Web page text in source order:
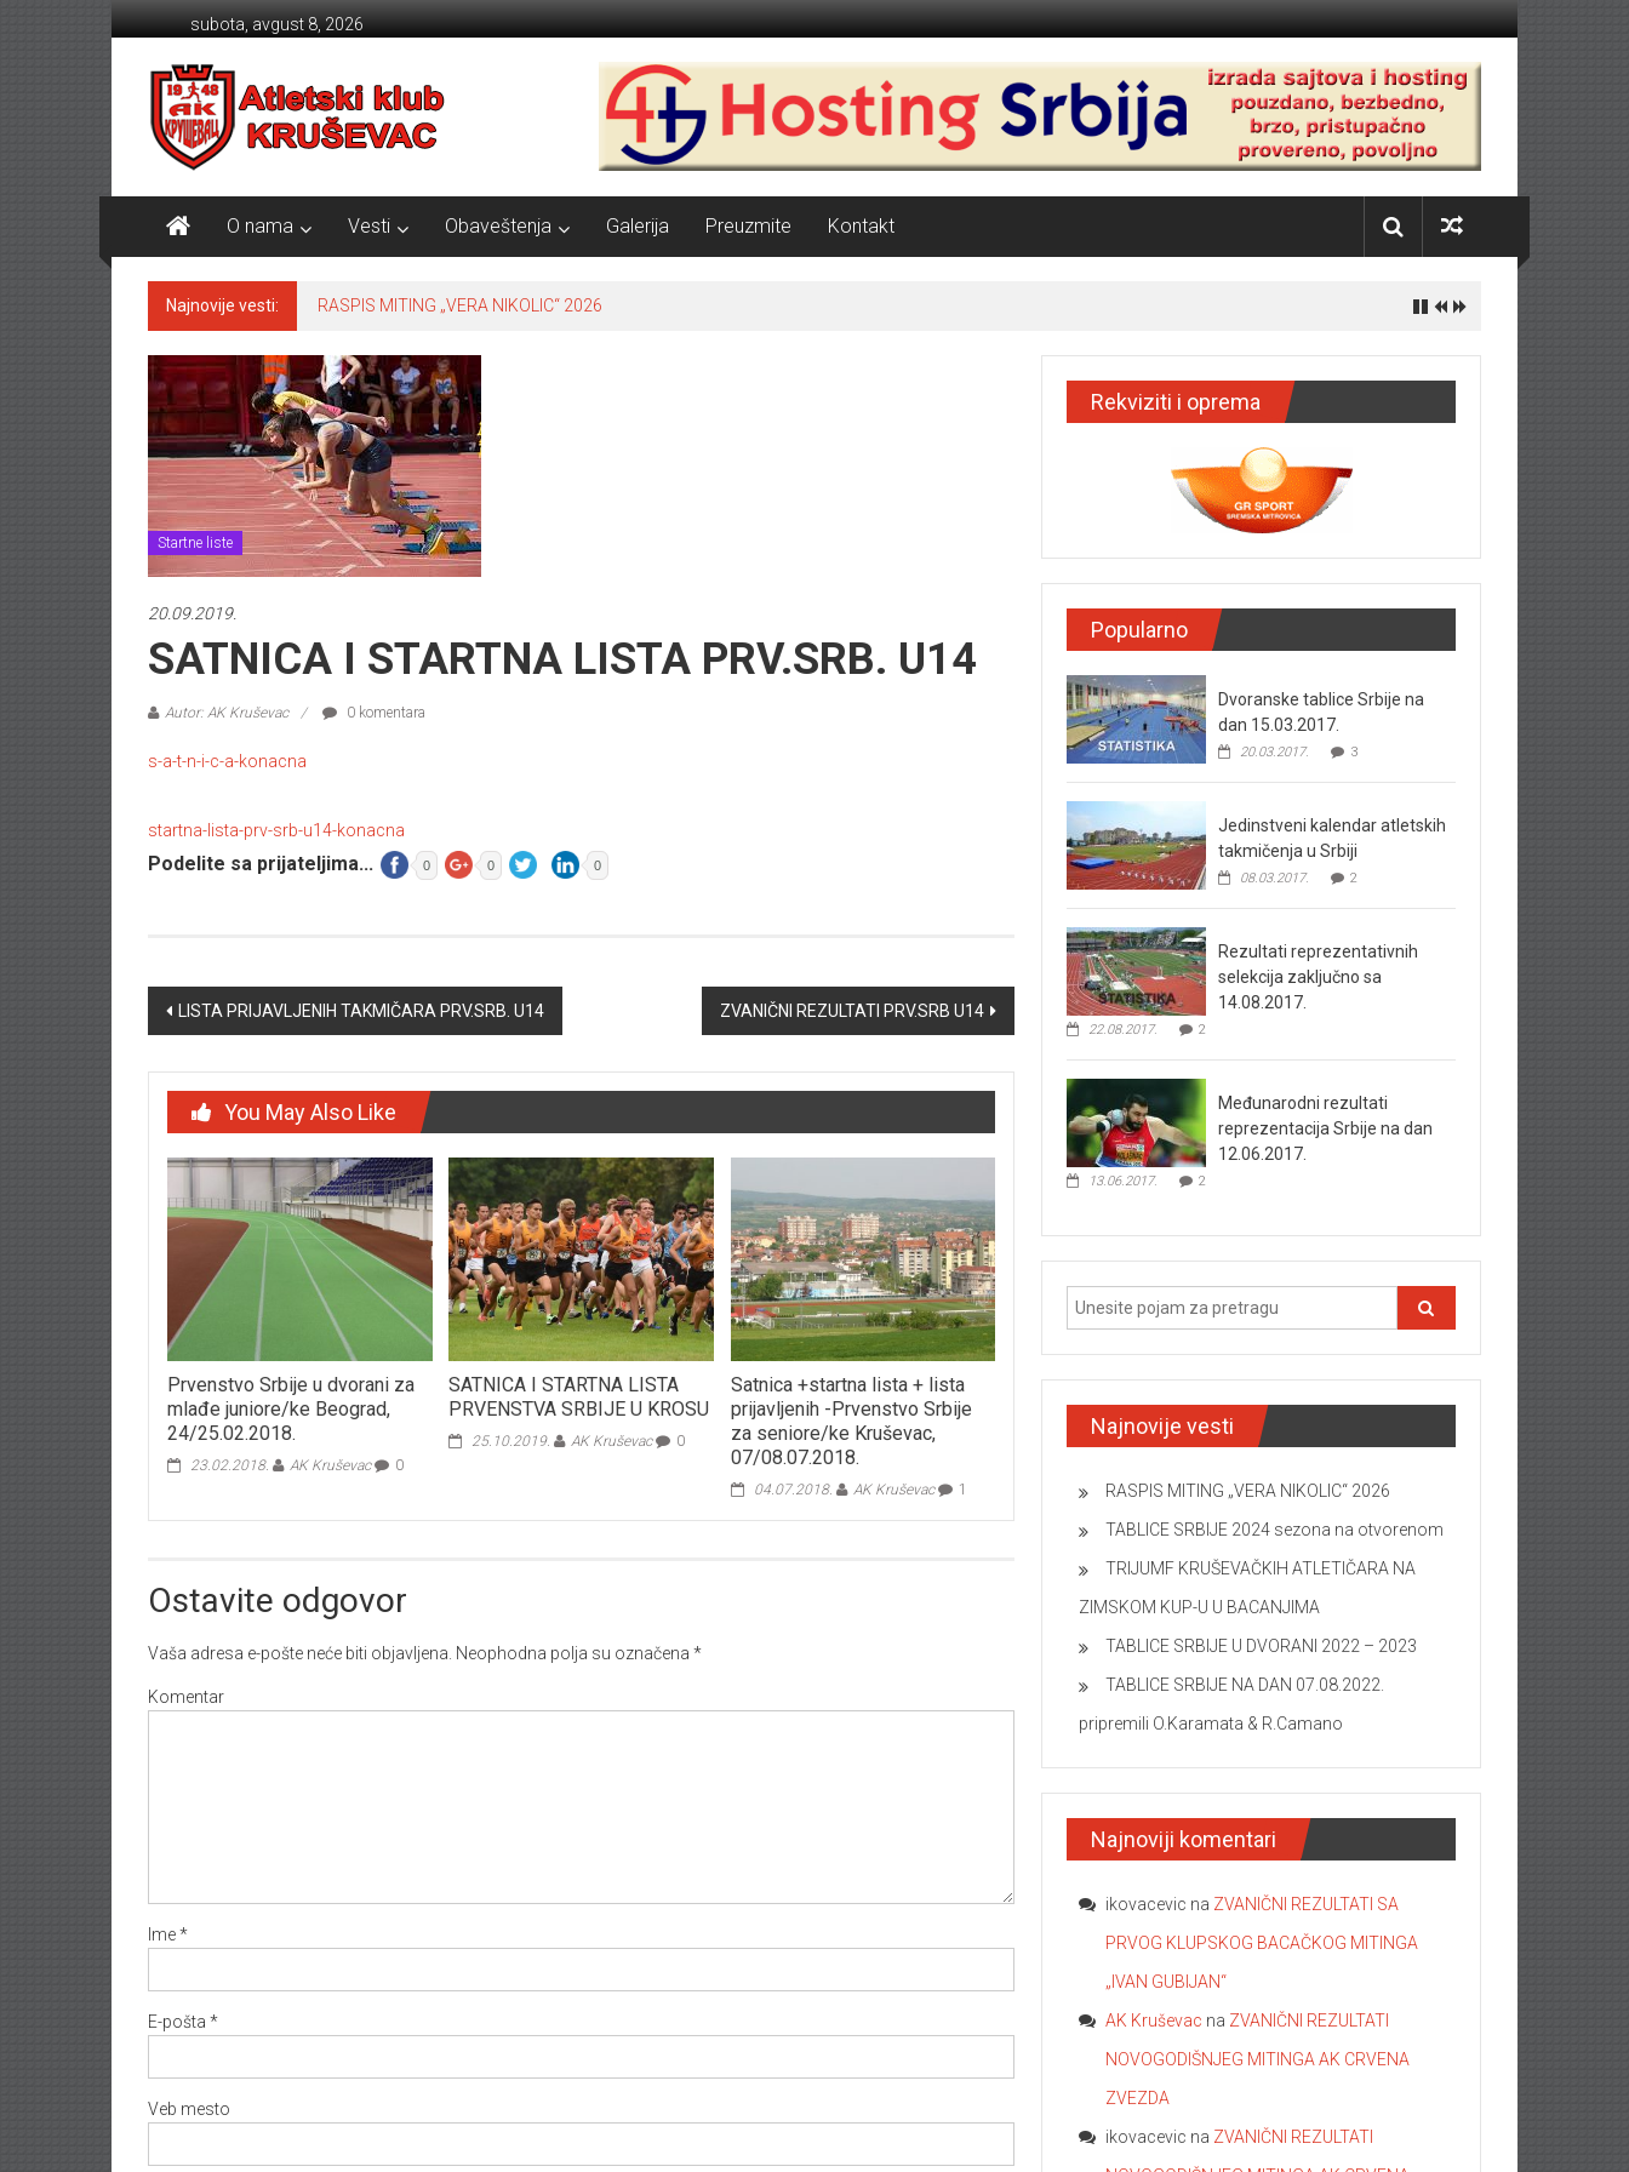
subota, avgust 8, 2026
Atletski klub KRUŠEVAC
O nama Vesti Obaveštenja Galerija Preuzmite Kontakt
Najnovije vesti: RASPIS MITING „VERA NIKOLIC“ 2026
Startne liste
20.09.2019.
SATNICA I STARTNA LISTA PRV.SRB. U14
Autor: AK Kruševac 0 komentara
s-a-t-n-i-c-a-konacna
startna-lista-prv-srb-u14-konacna
Podelite sa prijateljima... 0 0 0
Post navigation
LISTA PRIJAVLJENIH TAKMIČARA PRV.SRB. U14 ZVANIČNI REZULTATI PRV.SRB U14
You May Also Like
Prvenstvo Srbije u dvorani za
mlađe juniore/ke Beograd,
24/25.02.2018.
23.02.2018. AK Kruševac 0
SATNICA I STARTNA LISTA
PRVENSTVA SRBIJE U KROSU
25.10.2019. AK Kruševac 0
Satnica +startna lista + lista
prijavljenih -Prvenstvo Srbije
za seniore/ke Kruševac,
07/08.07.2018.
04.07.2018. AK Kruševac 1
Ostavite odgovor
Vaša adresa e-pošte neće biti objavljena. Neophodna polja su označena *
Komentar
Ime*
E-pošta *
Veb mesto
Rekviziti i oprema
Popularno
Dvoranske tablice Srbije na
dan 15.03.2017.
20.03.2017. 3
Jedinstveni kalendar atletskih
takmičenja u Srbiji
08.03.2017. 2
Rezultati reprezentativnih
selekcija zaključno sa
14.08.2017.
22.08.2017. 2
Međunarodni rezultati
reprezentacija Srbije na dan
12.06.2017.
13.06.2017. 2
Najnovije vesti
RASPIS MITING „VERA NIKOLIC“ 2026
TABLICE SRBIJE 2024 sezona na otvorenom
TRIJUMF KRUŠEVAČKIH ATLETIČARA NA
ZIMSKOM KUP-U U BACANJIMA
TABLICE SRBIJE U DVORANI 2022 – 2023
TABLICE SRBIJE NA DAN 07.08.2022.
pripremili O.Karamata & R.Camano
Najnoviji komentari
ikovacevic na ZVANIČNI REZULTATI SA
PRVOG KLUPSKOG BACAČKOG MITINGA
„IVAN GUBIJAN“
AK Kruševac na ZVANIČNI REZULTATI
NOVOGODIŠNJEG MITINGA AK CRVENA
ZVEZDA
ikovacevic na ZVANIČNI REZULTATI